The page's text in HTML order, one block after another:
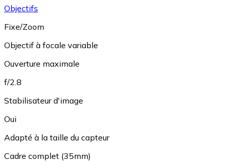
Objectifs
Fixe/Zoom
Objectif à focale variable
Ouverture maximale
f/2.8
Stabilisateur d'image
Oui
Adapté à la taille du capteur
Cadre complet (35mm)